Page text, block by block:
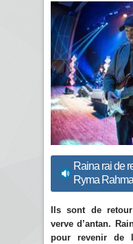
Raina rai de
Ryma
Ils sont de
verve d’antan.
pour revenir de